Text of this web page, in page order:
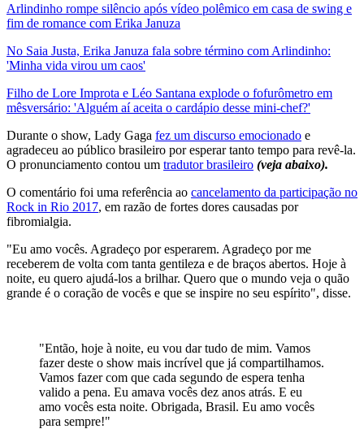
Arlindinho rompe silêncio após vídeo polêmico em casa de swing e
fim de romance com Erika Januza
No Saia Justa, Erika Januza fala sobre término com Arlindinho:
'Minha vida virou um caos'
Filho de Lore Improta e Léo Santana explode o fofurômetro em
mêsversário: 'Alguém aí aceita o cardápio desse mini-chef?'
Durante o show, Lady Gaga fez um discurso emocionado e
agradeceu ao público brasileiro por esperar tanto tempo para revê-la.
O pronunciamento contou um tradutor brasileiro (veja abaixo).
O comentário foi uma referência ao cancelamento da participação no
Rock in Rio 2017, em razão de fortes dores causadas por
fibromialgia.
"Eu amo vocês. Agradeço por esperarem. Agradeço por me
receberem de volta com tanta gentileza e de braços abertos. Hoje à
noite, eu quero ajudá-los a brilhar. Quero que o mundo veja o quão
grande é o coração de vocês e que se inspire no seu espírito", disse.
"Então, hoje à noite, eu vou dar tudo de mim. Vamos
fazer deste o show mais incrível que já compartilhamos.
Vamos fazer com que cada segundo de espera tenha
valido a pena. Eu amava vocês dez anos atrás. E eu
amo vocês esta noite. Obrigada, Brasil. Eu amo vocês
para sempre!"